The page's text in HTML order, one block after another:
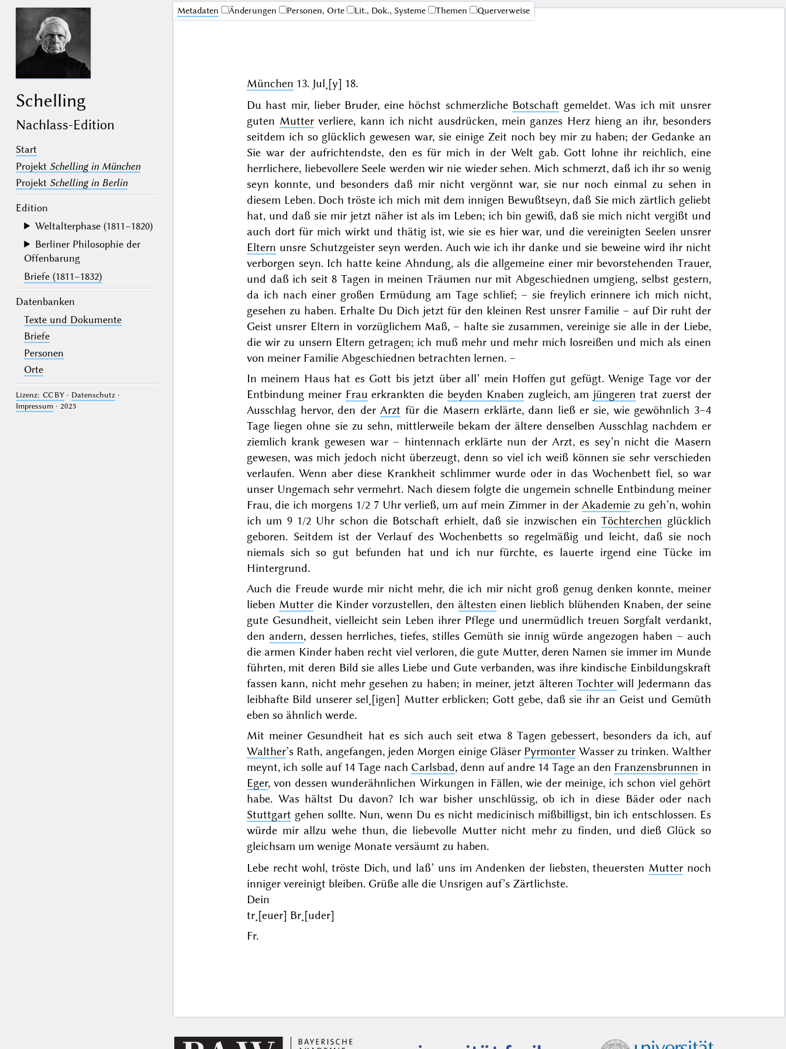
Schelling
Nachlass-Edition
Start
Projekt Schelling in München
Projekt Schelling in Berlin
Edition
Weltalterphase (1811–1820)
Berliner Philosophie der
Offenbarung
Briefe (1811–1832)
Datenbanken
Texte und Dokumente
Briefe
Personen
Orte
Lizenz: CC BY· Datenschutz·
Impressum· 2025
Me­ta­da­ten Änderungen Personen, Orte Lit., Dok., Systeme Themen Querverweise
München 13. Jul˖[y] 18.
Du hast mir, lieber Bruder, eine höchst schmerzliche Botschaft gemeldet. Was ich mit unsrer
guten Mutterverliere, kann ich nicht ausdrücken, mein ganzes Herz hieng an ihr, besonders
seitdem ich so glücklich gewesen war, sie einige Zeit noch bey mir zu haben; der Gedanke an
Sie war der aufrichtendste, den es für mich in der Welt gab. Gott lohne ihr reichlich, eine
herrlichere, liebevollere Seele werden wir nie wieder sehen. Mich schmerzt, daß ich ihr so wenig
seyn konnte, und besonders daß mir nicht vergönnt war, sie nur noch einmal zu sehen in
diesem Leben. Doch tröste ich mich mit dem innigen Bewußtseyn, daß Sie mich zärtlich geliebt
hat, und daß sie mir jetzt näher ist als im Leben; ich bin gewiß, daß sie mich nicht vergißt und
auch dort für mich wirkt und thätig ist, wie sie es hier war, und die vereinigten Seelen unsrer
Eltern unsre Schutzgeister seyn werden. Auch wie ich ihr danke und sie beweine wird ihr nicht
verborgen seyn. Ich hatte keine Ahndung, als die allgemeine einer mir bevorstehenden Trauer,
und daß ich seit 8 Tagen in meinen Träumen nur mit Abgeschiednen umgieng, selbst gestern,
da ich nach einer großen Ermüdung am Tage schlief; –sie freylich erinnere ich mich nicht,
gesehen zu haben. Erhalte Du Dich jetzt für den kleinen Rest unsrer Familie – auf Dir ruht der
Geist unsrer Eltern in vorzüglichem Maß, – halte sie zusammen, vereinige sie alle in der Liebe,
die wir zu unsern Eltern getragen; ich muß mehr und mehr mich losreißen und mich als einen
von meiner Familie Abgeschiednen betrachten lernen. –
In meinem Haus hat es Gott bis jetzt über all’ mein Hoffen gut gefügt. Wenige Tage vor der
Entbindung meiner Frau erkrankten die beyden Knaben zugleich, am jüngeren trat zuerst der
Ausschlag hervor, den derArzt für die Masern erklärte, dann ließ er sie, wie gewöhnlich 3–4
Tage liegen ohne sie zu sehn, mittlerweile bekam der ältere denselben Ausschlag nachdem er
ziemlich krank gewesen war – hintennach erklärte nun der Arzt, es sey’n nicht die Masern
gewesen, was mich jedoch nicht überzeugt, denn so viel ich weiß können sie sehr verschieden
verlaufen. Wenn aber diese Krankheit schlimmer wurde oder in das Wochenbett fiel, so war
unser Ungemach sehr vermehrt. Nach diesem folgte die ungemein schnelle Entbindung meiner
Frau, die ich morgens 1/2 7 Uhr verließ, um auf mein Zimmer in der Akademiezu geh’n, wohin
ich um 9 1/2 Uhr schon die Botschaft erhielt, daß sie inzwischen einTöchterchen glücklich
geboren. Seitdem ist der Verlauf des Wochenbetts so regelmäßig und leicht, daß sie noch
niemals sich so gut befunden hat und ich nur fürchte, es lauerte irgend eine Tücke im
Hintergrund.
Auch die Freude wurde mir nicht mehr, die ich mir nicht groß genug denken konnte, meiner
lieben Mutter die Kinder vorzustellen, den ältesten einen lieblich blühenden Knaben, der seine
gute Gesundheit, vielleicht sein Leben ihrerPflege und unermüdlich treuen Sorgfalt verdankt,
den andern, dessen herrliches, tiefes, stilles Gemüth sie innig würde angezogen haben – auch
die armen Kinder haben recht viel verloren, die gute Mutter, deren Namen sie immer im Munde
führten, mit deren Bild sie alles Liebe und Gute verbanden, was ihre kindische Einbildungskraft
fassen kann, nicht mehr gesehen zu haben; in meiner, jetzt älteren Tochterwill Jedermann das
leibhafte Bild unserer sel˖[igen] Mutter erblicken; Gott gebe, daß sie ihr an Geist und Gemüth
eben so ähnlich werde.
Mit meiner Gesundheit hat es sich auch seit etwa 8 Tagen gebessert, besonders da ich, auf
Walther’s Rath, angefangen, jeden Morgen einige Gläser Pyrmonter Wasser zu trinken. Walther
meynt, ich solle auf 14 Tage nach Carlsbad, denn auf andre 14 Tage an den Franzensbrunnen in
Eger, von dessen wunderähnlichen Wirkungen in Fällen, wie der meinige, ich schon viel gehört
habe. Was hältst Du davon? Ich war bisher unschlüssig, ob ich in diese Bäder oder nach
Stuttgart gehen sollte. Nun, wenn Du es nicht medicinisch mißbilligst, bin ich entschlossen. Es
würde mir allzu wehe thun, die liebevolle Mutter nicht mehr zu finden, und dieß Glück so
gleichsam um wenige Monate versäumt zu haben.
Lebe recht wohl, tröste Dich, und laß’ uns im Andenken der liebsten, theuersten Mutternoch
inniger vereinigt bleiben. Grüße alle die Unsrigen auf’s Zärtlichste.
Dein
tr˖[euer] Br˖[uder]
Fr.